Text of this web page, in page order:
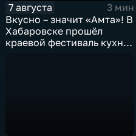
7 августа
3 мин
Вкусно – значит «Амта»! В
Хабаровске прошёл
краевой фестиваль кухни